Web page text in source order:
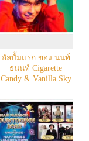
อัลบั้มแรก ของ นนท์
ธนนท์ Cigarette
Candy & Vanilla Sky